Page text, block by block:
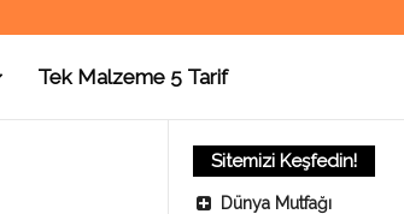
Tek Malzeme 5 Tarif
Sitemizi Keşfedin!
Dünya Mutfağı